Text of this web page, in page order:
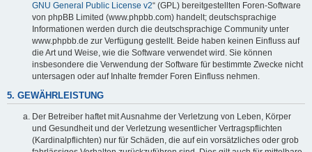
GNU General Public License v2“ (GPL) bereitgestellten Foren-Software
von phpBB Limited (www.phpbb.com) handelt; deutschsprachige
Informationen werden durch die deutschsprachige Community unter
www.phpbb.de zur Verfügung gestellt. Beide haben keinen Einfluss auf
die Art und Weise, wie die Software verwendet wird. Sie können
insbesondere die Verwendung der Software für bestimmte Zwecke nicht
untersagen oder auf Inhalte fremder Foren Einfluss nehmen.
5. GEWÄHRLEISTUNG
Der Betreiber haftet mit Ausnahme der Verletzung von Leben, Körper
und Gesundheit und der Verletzung wesentlicher Vertragspflichten
(Kardinalpflichten) nur für Schäden, die auf ein vorsätzliches oder grob